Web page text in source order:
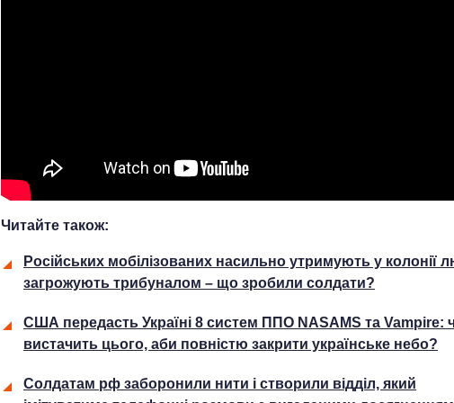
Читайте також:
Російських мобілізованих насильно утримують у колонії
загрожують трибуналом – що зробили солдати?
США передасть Україні 8 систем ППО NASAMS та Vampire:
вистачить цього, аби повністю закрити українське небо?
Солдатам рф заборонили нити і створили відділ, який